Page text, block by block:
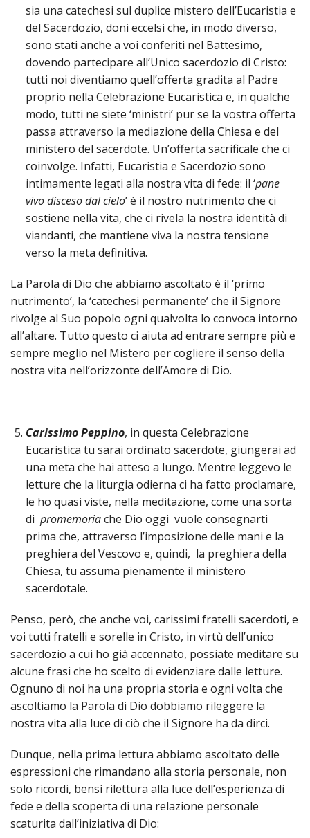
LO
DEI
E
sia una catechesi sul duplice mistero dell’Eucaristia e
del Sacerdozio, doni eccelsi che, in modo diverso,
sono stati anche a voi conferiti nel Battesimo,
dovendo partecipare all’Unico sacerdozio di Cristo:
tutti noi diventiamo quell’offerta gradita al Padre
proprio nella Celebrazione Eucaristica e, in qualche
modo, tutti ne siete ‘ministri’ pur se la vostra offerta
passa attraverso la mediazione della Chiesa e del
ministero del sacerdote. Un’offerta sacrificale che ci
coinvolge. Infatti, Eucaristia e Sacerdozio sono
intimamente legati alla nostra vita di fede: il ‘pane
vivo disceso dal cielo’ è il nostro nutrimento che ci
sostiene nella vita, che ci rivela la nostra identità di
viandanti, che mantiene viva la nostra tensione
verso la meta definitiva.
La Parola di Dio che abbiamo ascoltato è il ‘primo
nutrimento’, la ‘catechesi permanente’ che il Signore
rivolge al Suo popolo ogni qualvolta lo convoca intorno
all’altare. Tutto questo ci aiuta ad entrare sempre più e
sempre meglio nel Mistero per cogliere il senso della
nostra vita nell’orizzonte dell’Amore di Dio.
Carissimo Peppino, in questa Celebrazione
Eucaristica tu sarai ordinato sacerdote, giungerai ad
una meta che hai atteso a lungo. Mentre leggevo le
letture che la liturgia odierna ci ha fatto proclamare,
le ho quasi viste, nella meditazione, come una sorta
dipromemoriache Dio oggi vuole consegnarti
prima che, attraverso l’imposizione delle mani e la
preghiera del Vescovo e, quindi, la preghiera della
Chiesa, tu assuma pienamente il ministero
sacerdotale.
Penso, però, che anche voi, carissimi fratelli sacerdoti, e
voi tutti fratelli e sorelle in Cristo, in virtù dell’unico
sacerdozio a cui ho già accennato, possiate meditare su
alcune frasi che ho scelto di evidenziare dalle letture.
Ognuno di noi ha una propria storia e ogni volta che
ascoltiamo la Parola di Dio dobbiamo rileggere la
nostra vita alla luce di ciò che il Signore ha da dirci.
Dunque, nella prima lettura abbiamo ascoltato delle
espressioni che rimandano alla storia personale, non
solo ricordi, bensì rilettura alla luce dell’esperienza di
fede e della scoperta di una relazione personale
scaturita dall’iniziativa di Dio: